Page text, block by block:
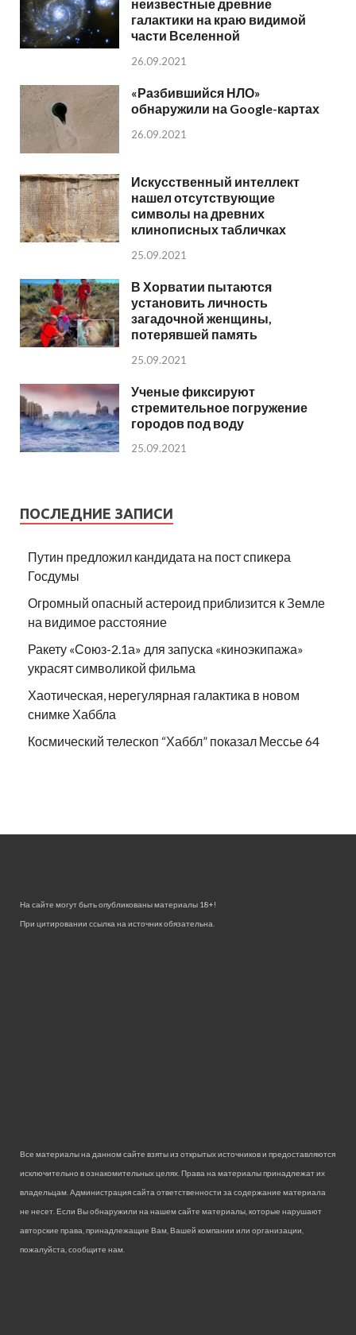
неизвестные древние
галактики на краю видимой
части Вселенной
26.09.2021
«Разбившийся НЛО»
обнаружили на Google-картах
26.09.2021
Искусственный интеллект
нашел отсутствующие
символы на древних
клинописных табличках
25.09.2021
В Хорватии пытаются
установить личность
загадочной женщины,
потерявшей память
25.09.2021
Ученые фиксируют
стремительное погружение
городов под воду
25.09.2021
ПОСЛЕДНИЕ ЗАПИСИ
Путин предложил кандидата на пост спикера
Госдумы
Огромный опасный астероид приблизится к Земле
на видимое расстояние
Ракету «Союз-2.1а» для запуска «киноэкипажа»
украсят символикой фильма
Хаотическая, нерегулярная галактика в новом
снимке Хаббла
Космический телескоп “Хаббл” показал Мессье 64
На сайте могут быть опубликованы материалы 18+!
При цитировании ссылка на источник обязательна.
Все материалы на данном сайте взяты из открытых источников и предоставляются
исключительно в ознакомительных целях. Права на материалы принадлежат их
владельцам. Администрация сайта ответственности за содержание материала
не несет. Если Вы обнаружили на нашем сайте материалы, которые нарушают
авторские права, принадлежащие Вам, Вашей компании или организации,
пожалуйста, сообщите нам.